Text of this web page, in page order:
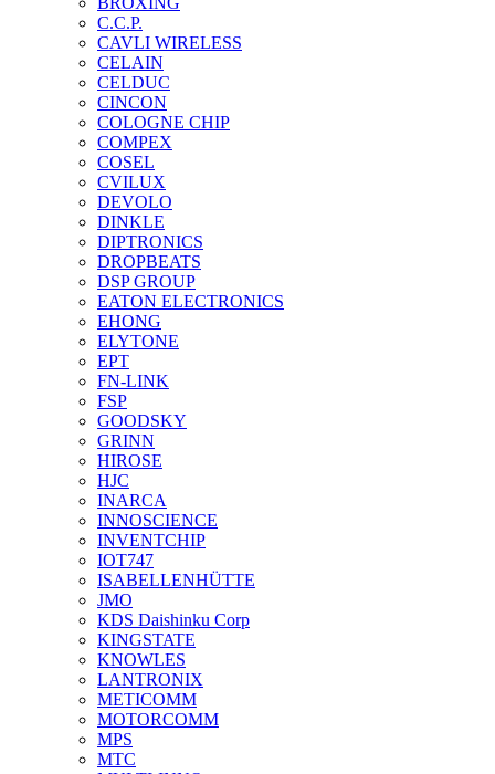
C.C.P.
CAVLI WIRELESS
CELAIN
CELDUC
CINCON
COLOGNE CHIP
COMPEX
COSEL
CVILUX
DEVOLO
DINKLE
DIPTRONICS
DROPBEATS
DSP GROUP
EATON ELECTRONICS
EHONG
ELYTONE
EPT
FN-LINK
FSP
GOODSKY
GRINN
HIROSE
HJC
INARCA
INNOSCIENCE
INVENTCHIP
IOT747
ISABELLENHÜTTE
JMO
KDS Daishinku Corp
KINGSTATE
KNOWLES
LANTRONIX
METICOMM
MOTORCOMM
MPS
MTC